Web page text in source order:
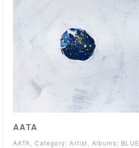
AATA
AATA, Category: Artist, Albums: BLUE